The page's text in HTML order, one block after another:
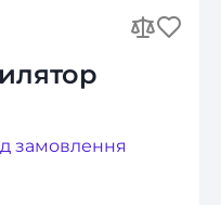
замовлення